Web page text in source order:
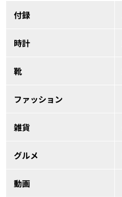
付録
時計
靴
ファッション
雑貨
グルメ
動画